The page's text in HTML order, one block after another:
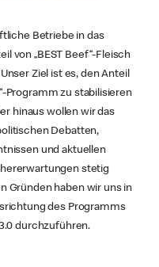
Betriebe in das
von „BEST Beef“-Fleisch
Ziel ist es, den Anteil
Programm zu stabilisieren
hinaus wollen wir das
Debatten,
und aktuellen
stetig
Gründen haben wir uns in
des Programms
durchzuführen.